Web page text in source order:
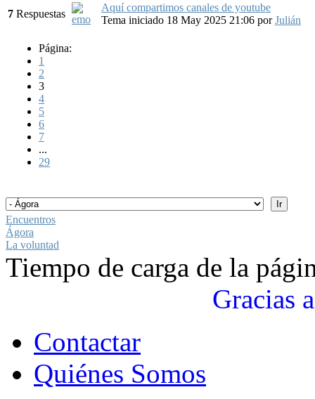
7 Respuestas
Aquí compartimos canales de youtube
Tema iniciado 18 May 2025 21:06 porJulián
Página:
1
2
3
4
5
6
7
...
29
Encuentros
Ágora
La voluntad
Tiempo de carga de la
Gracias a
Contactar
Quiénes Somos